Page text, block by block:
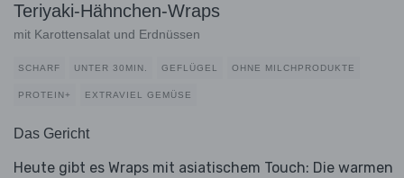
Teriyaki-Hähnchen-Wraps
mit Karottensalat und Erdnüssen
SCHARF UNTER 30MIN. GEFLÜGEL OHNE MILCHPRODUKTE
PROTEIN+ EXTRAVIEL GEMÜSE
Das Gericht
Heute gibt es Wraps mit asiatischem Touch: Die warmen